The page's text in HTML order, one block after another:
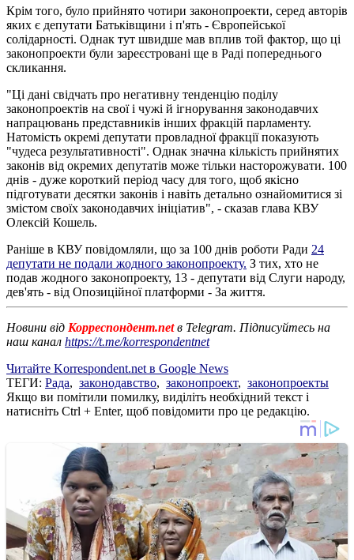
Крім того, було прийнято чотири законопроекти, серед авторів
яких є депутати Батьківщини і п'ять - Європейської
солідарності. Однак тут швидше мав вплив той фактор, що ці
законопроекти були зареєстровані ще в Раді попереднього
скликання.
"Ці дані свідчать про негативну тенденцію поділу
законопроектів на свої і чужі й ігнорування законодавчих
напрацювань представників інших фракцій парламенту.
Натомість окремі депутати провладної фракції показують
"чудеса результативності". Однак значна кількість прийнятих
законів від окремих депутатів може тільки насторожувати. 100
днів - дуже короткий період часу для того, щоб якісно
підготувати десятки законів і навіть детально ознайомитися зі
змістом своїх законодавчих ініціатив", - сказав глава КВУ
Олексій Кошель.
Раніше в КВУ повідомляли, що за 100 днів роботи Ради 24
депутати не подали жодного законопроекту. З тих, хто не
подав жодного законопроекту, 13 - депутати від Слуги народу,
дев'ять - від Опозиційної платформи - За життя.
Новини від Корреспондент.netв Telegram. Підписуйтесь на
наш канал https://t.me/korrespondentnet
Читайте Korrespondent.net в Google News
ТЕГИ: Рада, законодавство, законопроект, законопроекты
Якщо ви помітили помилку, виділіть необхідний текст і
натисніть Ctrl + Enter, щоб повідомити про це редакцію.